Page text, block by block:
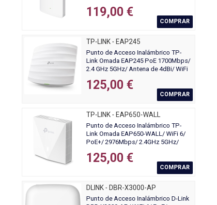
ax/ac/a/n/b/g 802.3af/at
119,00 €
COMPRAR
TP-LINK - EAP245
Punto de Acceso Inalámbrico TP-
Link Omada EAP245 PoE 1700Mbps/
2.4 GHz 5GHz/ Antena de 4dBi/ WiFi
125,00 €
COMPRAR
TP-LINK - EAP650-WALL
Punto de Acceso Inalámbrico TP-
Link Omada EAP650-WALL/ WiFi 6/
PoE+/ 2976Mbps/ 2.4GHz 5GHz/
ax/ac/a/n/b/g
125,00 €
COMPRAR
DLINK - DBR-X3000-AP
Punto de Acceso Inalámbrico D-Link